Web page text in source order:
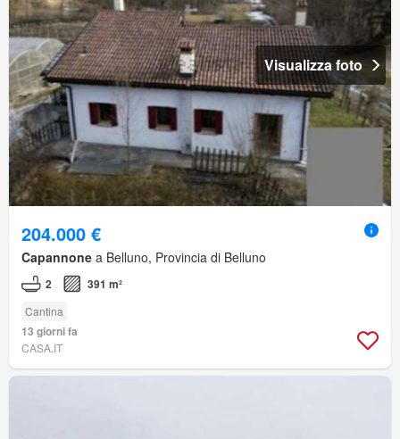
Visualizza foto
204.000 €
Capannone a Belluno, Provincia di Belluno
2 391 m²
Cantina
13 giorni fa
CASA.IT